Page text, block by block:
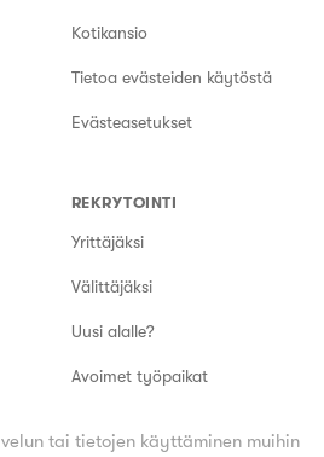
Kotikansio
Tietoa evästeiden käytöstä
Evästeasetukset
REKRYTOINTI
Yrittäjäksi
Välittäjäksi
Uusi alalle?
Avoimet työpaikat
tai tietojen käyttäminen muihin